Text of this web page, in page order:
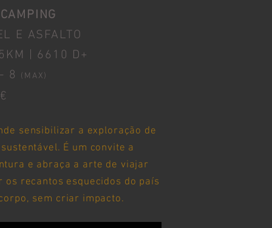
sensibilizar a exploração de
É um convite a
e abraça a arte de viajar
os recantos esquecidos do país
sem criar impacto.
E ASFALTO
| 6610 D+
- 8 ( MAX)